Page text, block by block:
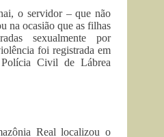
o servidor – que não
na ocasião que as filhas
sexualmente por
foi registrada em
Civil de Lábrea
Real localizou o